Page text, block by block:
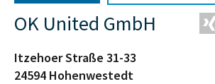
OK United GmbH
Itzehoer Straße 31-33
24594 Hohenwestedt